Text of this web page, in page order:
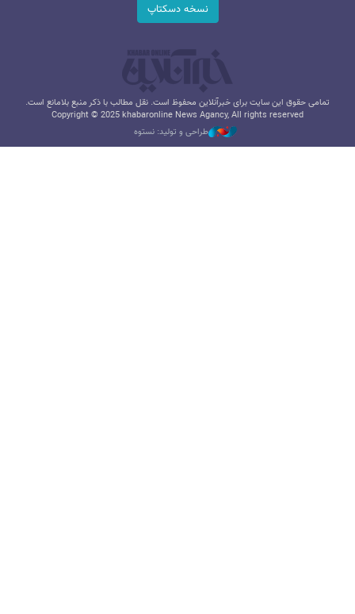
نسخه دسکتاپ
تمامی حقوق این سایت برای خبرآنلاین محفوظ است. نقل مطالب با ذکر منبع بلامانع است.
Copyright © 2025 khabaronline News Agancy, All rights reserved
طراحی و تولید: نستوه